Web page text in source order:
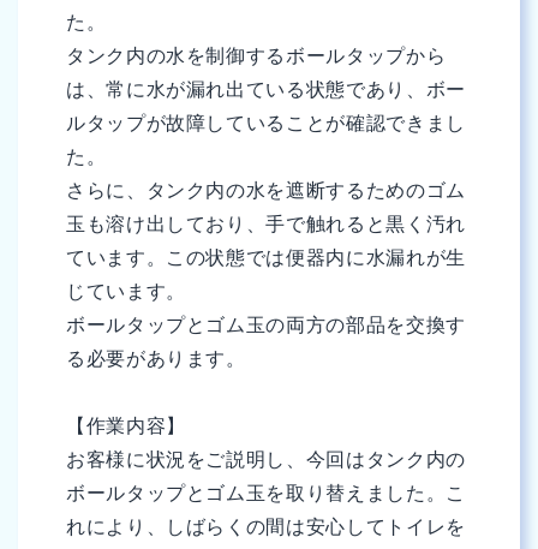
た。
タンク内の水を制御するボールタップから
は、常に水が漏れ出ている状態であり、ボー
ルタップが故障していることが確認できまし
た。
さらに、タンク内の水を遮断するためのゴム
玉も溶け出しており、手で触れると黒く汚れ
ています。この状態では便器内に水漏れが生
じています。
ボールタップとゴム玉の両方の部品を交換す
る必要があります。
【作業内容】
お客様に状況をご説明し、今回はタンク内の
ボールタップとゴム玉を取り替えました。こ
れにより、しばらくの間は安心してトイレを